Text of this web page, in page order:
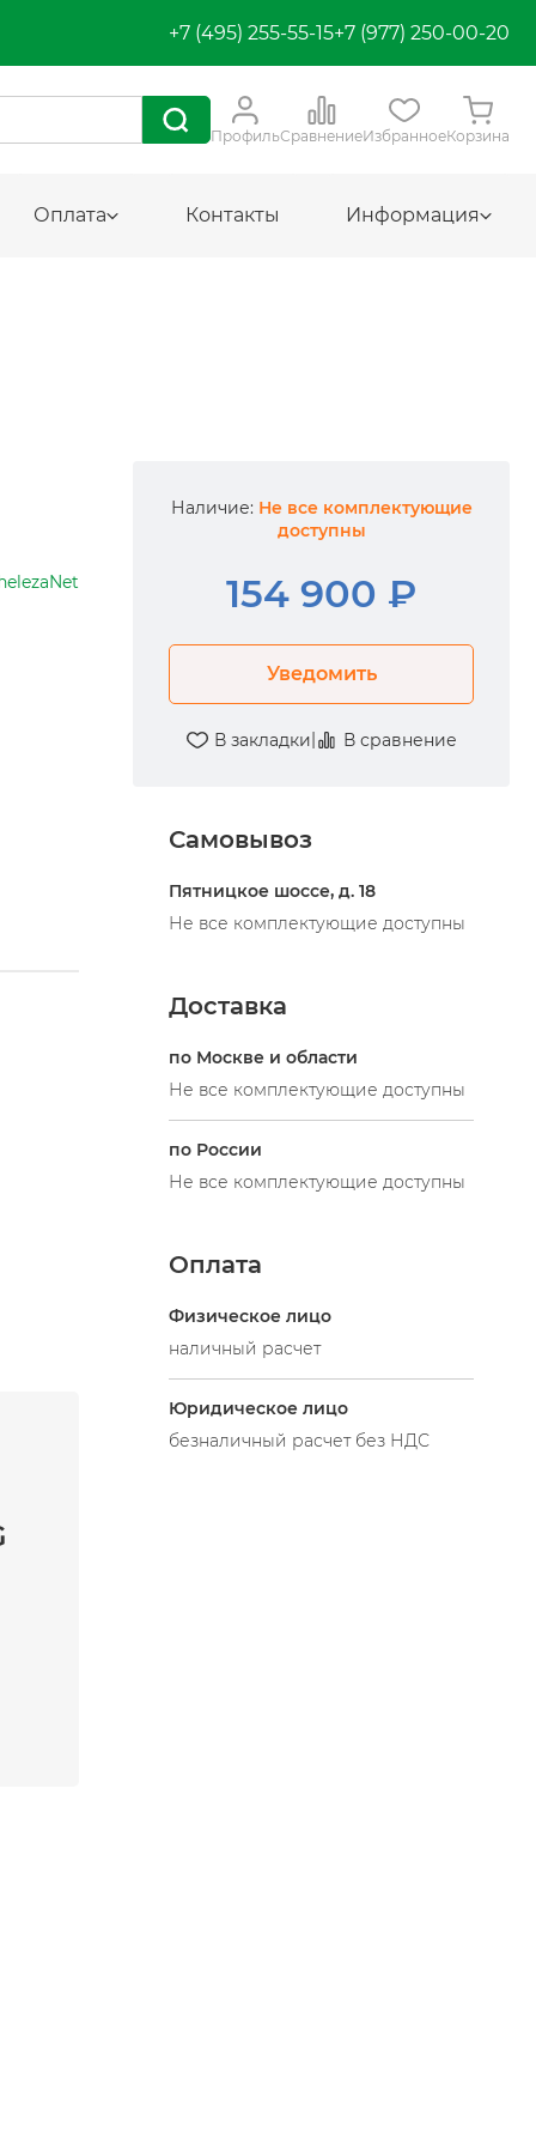
+7 (495) 255-55-15+7 (977) 250-00-20
ПрофильСравнениеИзбранноеКорзина
Оплата Контакты Информация
Наличие: Не все комплектующие
доступны
154 900 ₽
Уведомить
В закладки| В сравнение
Самовывоз
Пятницкое шоссе, д. 18
Не все комплектующие доступны
Доставка
по Москве и области
Не все комплектующие доступны
по России
Не все комплектующие доступны
Оплата
Физическое лицо
наличный расчет
Юридическое лицо
безналичный расчет без НДС